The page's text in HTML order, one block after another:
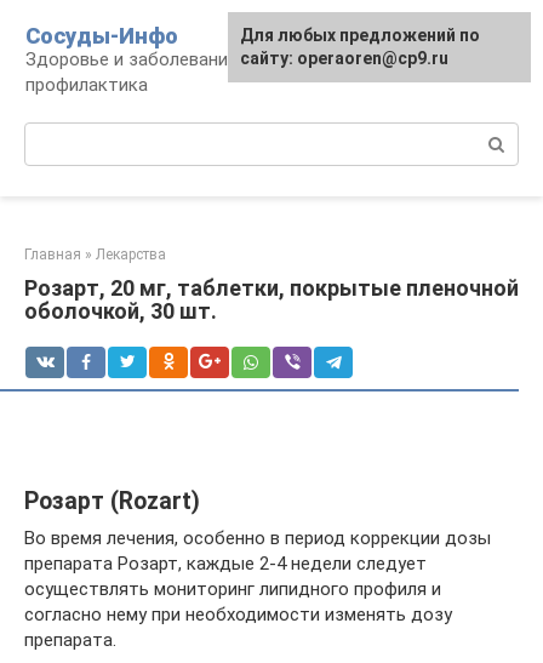
контенту
Сосуды-Инфо
Здоровье и заболевания сосудов и сердца,
профилактика
Главная » Лекарства
Розарт, 20 мг, таблетки, покрытые пленочной
оболочкой, 30 шт.
Розарт (Rozart)
Во время лечения, особенно в период коррекции дозы
препарата Розарт, каждые 2-4 недели следует
осуществлять мониторинг липидного профиля и
согласно нему при необходимости изменять дозу
препарата.
Для любых предложений по
сайту: operaoren@cp9.ru